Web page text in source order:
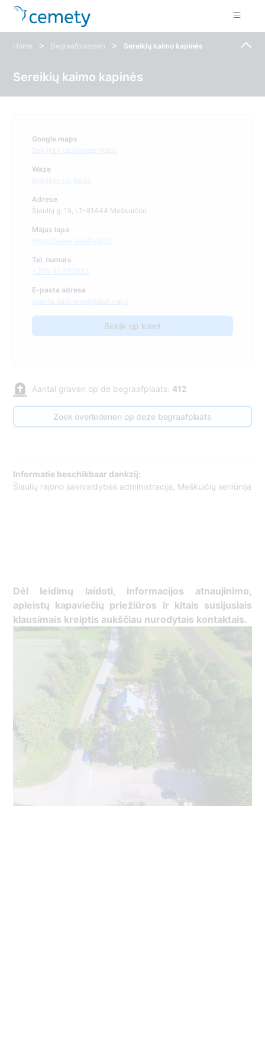
Home > Begraafplaatsen > Sereikių kaimo kapinės
Sereikių kaimo kapinės
Google maps
Bekijken op Google Maps
Waze
Bekijken op Waze
Adrese
Šiaulių g. 15, LT-81444 Meškuičiai
Mājas lapa
https://www.siauliuraj.lt/
Tel. numurs
+370 41 370633
E-pasta adrese
jolanta.baskiene@siauliuraj.lt
Bekijk op kaart
Aantal graven op de begraafplaats: 412
Zoek overledenen op deze begraafplaats
Informatie beschikbaar dankzij:
Šiaulių rajono savivaldybės administracija, Meškuičių seniūnija
Dėl leidimų laidoti, ​informacijos atnaujinimo,
apleistų kapaviečių priežiūros ir kitais susijusiais
klausimais kreiptis ​aukščiau nurodytais kontaktais.